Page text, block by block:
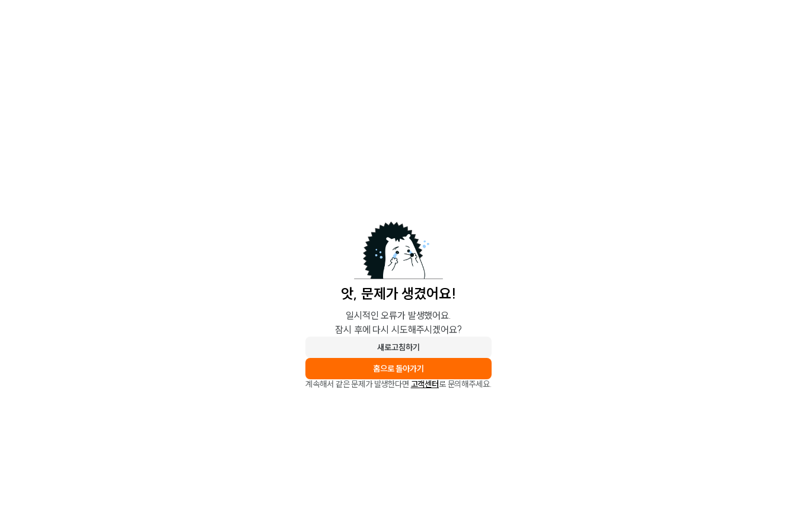
앗, 문제가 생겼어요!
일시적인 오류가 발생했어요.
잠시 후에 다시 시도해주시겠어요?
새로고침하기
홈으로 돌아가기
계속해서 같은 문제가 발생한다면 고객센터로 문의해주세요.